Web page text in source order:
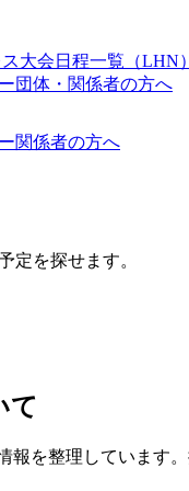
大会日程一覧（LHN）
団体・関係者の方へ
関係者の方へ
定を探せます。
て
を整理しています